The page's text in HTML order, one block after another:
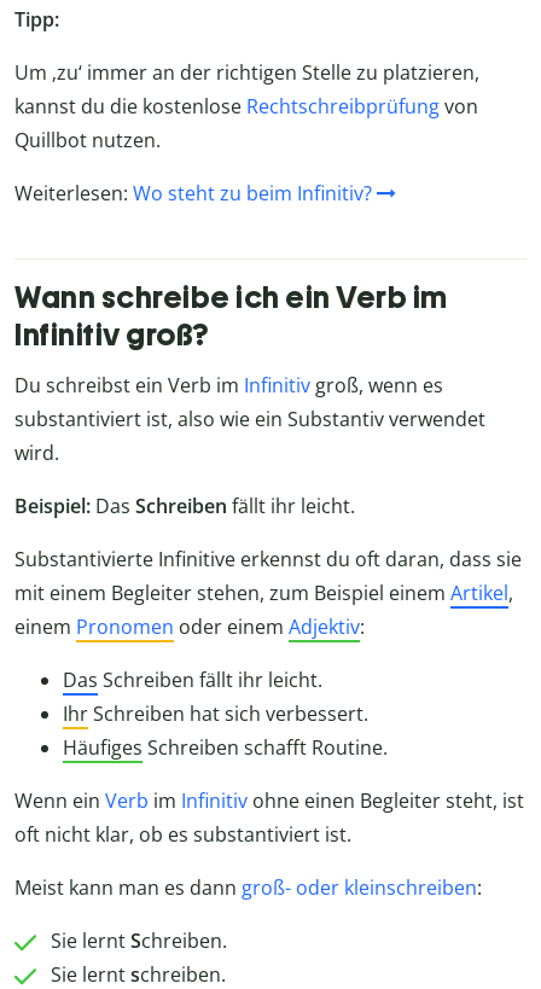
Tipp:
Um ‚zu‘ immer an der richtigen Stelle zu platzieren,
kannst du die kostenlose Rechtschreibprüfungvon
Quillbot nutzen.
Weiterlesen: Wo steht zu beim Infinitiv?
Wann schreibe ich ein Verb im
Infinitiv groß?
Du schreibst ein Verb im Infinitivgroß, wenn es
substantiviert ist, also wie ein Substantiv verwendet
wird.
Beispiel: Das Schreiben fällt ihr leicht.
Substantivierte Infinitive erkennst du oft daran, dass sie
mit einem Begleiter stehen, zum Beispiel einem Artikel,
einem Pronomen oder einem Adjektiv:
Das Schreiben fällt ihr leicht.
IhrSchreiben hat sich verbessert.
Häufiges Schreiben schafft Routine.
Wenn ein Verb im Infinitiv ohne einen Begleiter steht, ist
oft nicht klar, ob es substantiviert ist.
Meist kann man es dann groß- oder kleinschreiben:
Sie lerntSchreiben.
Sie lerntschreiben.